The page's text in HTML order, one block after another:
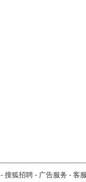
- 搜狐招聘 - 广告服务 - 客